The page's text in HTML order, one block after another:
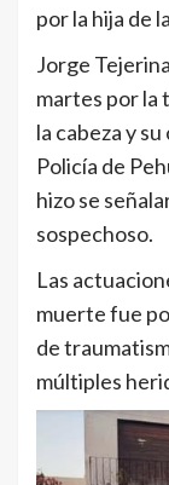
por la hija de
Jorge
martes por la
la cabeza y
Policía de
hizo se
sospechoso.
Las
muerte fue
de
múltiples